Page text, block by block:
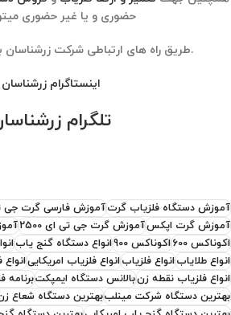
حضوری و یا غیر حضوری
طریق راه های ارتباطی شرکت زرشناسان با ما در ارتباط باشید.
اینستاگرام زرشناسان
تلگرام
آموزش دستگاه فلزیاب گرتآموزش فارسی گرت جی تی
آموزش گرت اپکسآموزش گرت جی تی ای 2500
اکوناکس 600
اکوناکس 900 انواع دستگاه گنج یاب
انواع طلایابانواع فلزیابانواع فلزیاب امریکایی
انواع فلزیاب نقطه زنبالانس دستگاه ایمپکتبرنامه
بهترین دستگاه شرکت مینلببهترین دستگاه شعاع